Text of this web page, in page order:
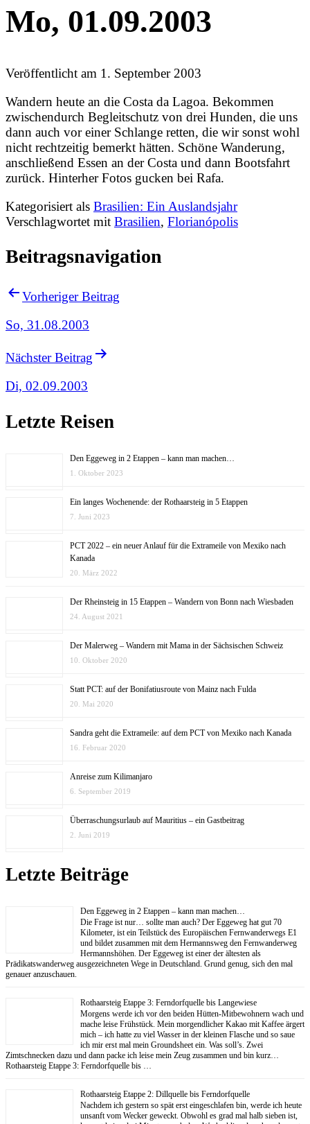
Mo, 01.09.2003
Veröffentlicht am 1. September 2003
Wandern heute an die Costa da Lagoa. Bekommen
zwischendurch Begleitschutz von drei Hunden, die uns
dann auch vor einer Schlange retten, die wir sonst wohl
nicht rechtzeitig bemerkt hätten. Schöne Wanderung,
anschließend Essen an der Costa und dann Bootsfahrt
zurück. Hinterher Fotos gucken bei Rafa.
Kategorisiert als Brasilien: Ein Auslandsjahr
Verschlagwortet mit Brasilien, Florianópolis
Beitragsnavigation
Vorheriger Beitrag
So, 31.08.2003
Nächster Beitrag
Di, 02.09.2003
Letzte Reisen
Den Eggeweg in 2 Etappen – kann man machen…
1. Oktober 2023
Ein langes Wochenende: der Rothaarsteig in 5 Etappen
7. Juni 2023
PCT 2022 – ein neuer Anlauf für die Extrameile von Mexiko nach
Kanada
20. März 2022
Der Rheinsteig in 15 Etappen – Wandern von Bonn nach Wiesbaden
24. August 2021
Der Malerweg – Wandern mit Mama in der Sächsischen Schweiz
10. Oktober 2020
Statt PCT: auf der Bonifatiusroute von Mainz nach Fulda
20. Mai 2020
Sandra geht die Extrameile: auf dem PCT von Mexiko nach Kanada
16. Februar 2020
Anreise zum Kilimanjaro
6. September 2019
Überraschungsurlaub auf Mauritius – ein Gastbeitrag
2. Juni 2019
Letzte Beiträge
Den Eggeweg in 2 Etappen – kann man machen…
Die Frage ist nur… sollte man auch? Der Eggeweg hat gut 70
Kilometer, ist ein Teilstück des Europäischen Fernwanderwegs E1
und bildet zusammen mit dem Hermannsweg den Fernwanderweg
Hermannshöhen. Der Eggeweg ist einer der ältesten als
Prädikatswanderweg ausgezeichneten Wege in Deutschland. Grund genug, sich den mal
genauer anzuschauen.
Rothaarsteig Etappe 3: Ferndorfquelle bis Langewiese
Morgens werde ich vor den beiden Hütten-Mitbewohnern wach und
mache leise Frühstück. Mein morgendlicher Kakao mit Kaffee ärgert
mich – ich hatte zu viel Wasser in der kleinen Flasche und so saue
ich mir erst mal mein Groundsheet ein. Was soll’s. Zwei
Zimtschnecken dazu und dann packe ich leise mein Zeug zusammen und bin kurz…
Rothaarsteig Etappe 3: Ferndorfquelle bis …
Rothaarsteig Etappe 2: Dillquelle bis Ferndorfquelle
Nachdem ich gestern so spät erst eingeschlafen bin, werde ich heute
unsanft vom Wecker geweckt. Obwohl es grad mal halb sieben ist,